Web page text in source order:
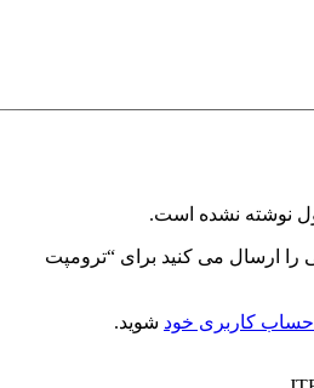
نوشته نشده است.
را ارسال می کنید برای “ترومپت
حساب کاربری خود شوید.